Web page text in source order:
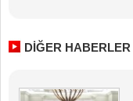
DİĞER HABERLER